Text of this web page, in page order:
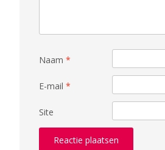
Naam *
E-mail *
Site